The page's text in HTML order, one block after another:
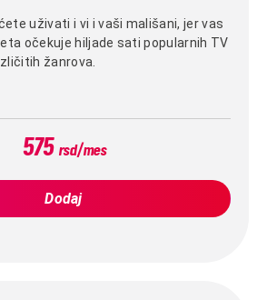
uživati i vi i vaši mališani, jer vas
očekuje hiljade sati popularnih TV
žanrova.
575 rsd/mes
Dodaj